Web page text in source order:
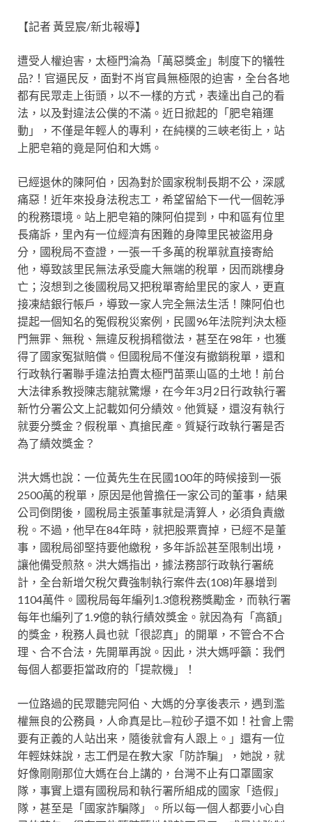
【記者 黃昱宸/新北報導】
遭受人權迫害，太極門淪為「萬惡獎金」制度下的犠牲
品?！官逼民反，面對不肖官員無極限的迫害，全台各地
都有民眾走上街頭，以不一樣的方式，表達出自己的看
法，以及對違法公僕的不滿。近日掀起的「肥皂箱運
動」，不僅是年輕人的專利，在純樸的三峽老街上，站
上肥皂箱的竟是阿伯和大媽。
已經退休的陳阿伯，因為對於國家稅制長期不公，深感
痛惡！近年來投身法稅志工，希望留給下一代一個乾淨
的稅務環境。站上肥皂箱的陳阿伯提到，中和區有位里
長痛訴，里內有一位經濟有困難的身障里民被盜用身
分，國稅局不查證，一張一千多萬的稅單就直接寄給
他，導致該里民無法承受龐大無端的稅單，因而跳樓身
亡；沒想到之後國稅局又把稅單寄給里民的家人，更直
接凍結銀行帳戶，導致一家人完全無法生活！陳阿伯也
提起一個知名的冤假稅災案例，民國96年法院判決太極
門無罪、無稅、無違反稅捐稽徵法，甚至在98年，也獲
得了國家冤獄賠償。但國稅局不僅沒有撤銷稅單，還和
行政執行署聯手違法拍賣太極門苗栗山區的土地！前台
大法律系教授陳志龍就驚爆，在今年3月2日行政執行署
新竹分署公文上記載如何分績效。他質疑，還沒有執行
就要分獎金？假稅單、真搶民產。質疑行政執行署是否
為了績效獎金？
洪大媽也說：一位黃先生在民國100年的時候接到一張
2500萬的稅單，原因是他曾擔任一家公司的董事，結果
公司倒閉後，國稅局主張董事就是清算人，必須負責繳
稅。不過，他早在84年時，就把股票賣掉，已經不是董
事，國稅局卻堅持要他繳稅，多年訴訟甚至限制出境，
讓他備受煎熬。洪大媽指出，據法務部行政執行署統
計，全台新增欠稅欠費強制執行案件去(108)年暴增到
1104萬件。國稅局每年編列1.3億稅務獎勵金，而執行署
每年也編列了1.9億的執行績效獎金。就因為有「高額」
的獎金，稅務人員也就「很認真」的開單，不管合不合
理、合不合法，先開單再說。因此，洪大媽呼籲：我們
每個人都要拒當政府的「提款機」！
一位路過的民眾聽完阿伯、大媽的分享後表示，遇到濫
權無良的公務員，人命真是比—粒砂子還不如！社會上需
要有正義的人站出来，隨後就會有人跟上。」還有一位
年輕妹妹說，志工們是在教大家「防詐騙」，她說，就
好像剛剛那位大媽在台上講的，台灣不止有口罩國家
隊，事實上還有國稅局和執行署所組成的國家「造假」
隊，甚至是「國家詐騙隊」。所以每一個人都要小心自